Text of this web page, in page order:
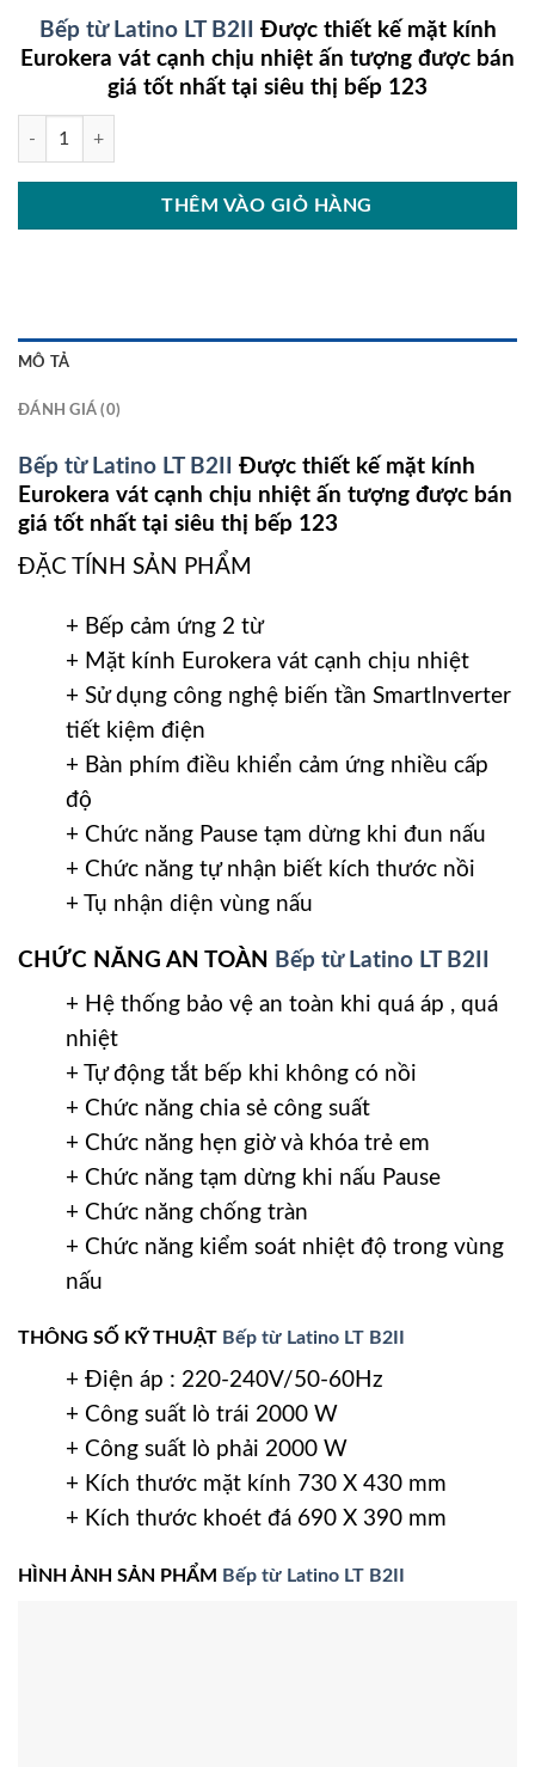
gốc
là:
14.500.000₫.
hiện
tại
là:
Bếp từ Latino LT B2II
Được thiết kế mặt kính
Eurokera vát cạnh chịu nhiệt ấn tượng được bán
giá tốt nhất tại siêu thị bếp 123
THÊM VÀO GIỎ HÀNG
MÔ TẢ
ĐÁNH GIÁ (0)
Bếp từ Latino LT B2II
Được thiết kế mặt kính
Eurokera vát cạnh chịu nhiệt ấn tượng được bán
giá tốt nhất tại siêu thị bếp 123
ĐẶC TÍNH SẢN PHẨM
+ Bếp cảm ứng 2 từ
+ Mặt kính Eurokera vát cạnh chịu nhiệt
+ Sử dụng công nghệ biến tần SmartInverter
tiết kiệm điện
+ Bàn phím điều khiển cảm ứng nhiều cấp
độ
+ Chức năng Pause tạm dừng khi đun nấu
+ Chức năng tự nhận biết kích thước nồi
+ Tụ nhận diện vùng nấu
CHỨC NĂNG AN TOÀN
Bếp từ Latino LT B2II
+ Hệ thống bảo vệ an toàn khi quá áp , quá
nhiệt
+ Tự động tắt bếp khi không có nồi
+ Chức năng chia sẻ công suất
+ Chức năng hẹn giờ và khóa trẻ em
+ Chức năng tạm dừng khi nấu Pause
+ Chức năng chống tràn
+ Chức năng kiểm soát nhiệt độ trong vùng
nấu
THÔNG SỐ KỸ THUẬT Bếp từ Latino LT B2II
+ Điện áp : 220-240V/50-60Hz
+ Công suất lò trái 2000 W
+ Công suất lò phải 2000 W
+ Kích thước mặt kính 730 X 430 mm
+ Kích thước khoét đá 690 X 390 mm
HÌNH ẢNH SẢN PHẨM Bếp từ Latino LT B2II